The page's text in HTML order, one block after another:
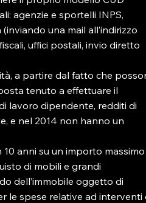
agenzie e sportelli INPS,
una mail all’indirizzo
uffici postali, invio diretto
a partire dal fatto che
tenuto a effettuare il
lavoro dipendente, redditi di
e nel 2014 non hanno un
anni su un importo
di mobili e grandi
dell’immobile oggetto di
le spese relative ad interventi